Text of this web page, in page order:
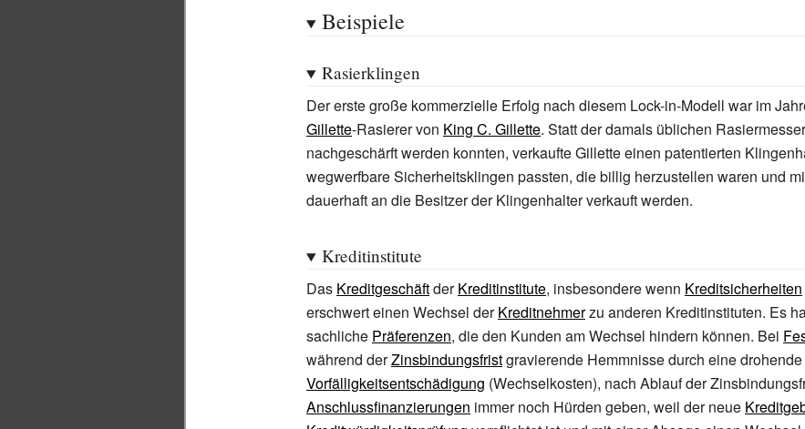
Beispiele
Rasierklingen
Der erste große kommerzielle Erfolg nach diesem Lock-in-Modell war im
Gillette-Rasierer von King C. Gillette. Statt der damals üblichen
nachgeschärft werden konnten, verkaufte Gillette einen patentierten
wegwerfbare Sicherheitsklingen passten, die billig herzustellen waren und
dauerhaft an die Besitzer der Klingenhalter verkauft werden.
Kreditinstitute
Das KreditgeschäftderKreditinstitute, insbesondere wenn Kreditsicherheiten
erschwert einen Wechsel derKreditnehmerzu anderen Kreditinstituten. Es
sachliche Präferenzen, die den Kunden am Wechsel hindern können. Bei
während derZinsbindungsfristgravierende Hemmnisse durch eine drohende
Vorfälligkeitsentschädigung (Wechselkosten), nach Ablauf der
Anschlussfinanzierungen immer noch Hürden geben, weil der neue